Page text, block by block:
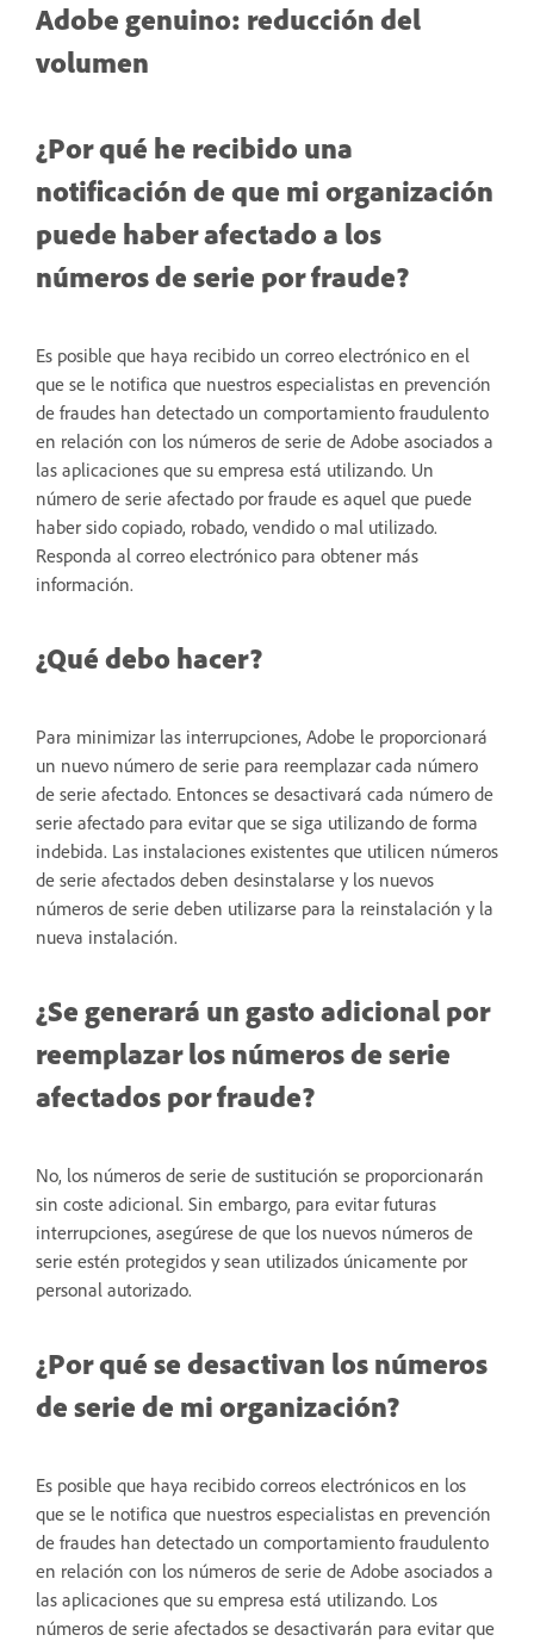
Adobe genuino: reducción del
volumen
¿Por qué he recibido una
notificación de que mi organización
puede haber afectado a los
números de serie por fraude?
Es posible que haya recibido un correo electrónico en el
que se le notifica que nuestros especialistas en prevención
de fraudes han detectado un comportamiento fraudulento
en relación con los números de serie de Adobe asociados a
las aplicaciones que su empresa está utilizando. Un
número de serie afectado por fraude es aquel que puede
haber sido copiado, robado, vendido o mal utilizado.
Responda al correo electrónico para obtener más
información.
¿Qué debo hacer?
Para minimizar las interrupciones, Adobe le proporcionará
un nuevo número de serie para reemplazar cada número
de serie afectado. Entonces se desactivará cada número de
serie afectado para evitar que se siga utilizando de forma
indebida. Las instalaciones existentes que utilicen números
de serie afectados deben desinstalarse y los nuevos
números de serie deben utilizarse para la reinstalación y la
nueva instalación.
¿Se generará un gasto adicional por
reemplazar los números de serie
afectados por fraude?
No, los números de serie de sustitución se proporcionarán
sin coste adicional. Sin embargo, para evitar futuras
interrupciones, asegúrese de que los nuevos números de
serie estén protegidos y sean utilizados únicamente por
personal autorizado.
¿Por qué se desactivan los números
de serie de mi organización?
Es posible que haya recibido correos electrónicos en los
que se le notifica que nuestros especialistas en prevención
de fraudes han detectado un comportamiento fraudulento
en relación con los números de serie de Adobe asociados a
las aplicaciones que su empresa está utilizando. Los
números de serie afectados se desactivarán para evitar que